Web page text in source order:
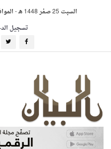
السبت 25 صفر 1448 هـ -الموافق2026/08/08م
تسجيل الدخول